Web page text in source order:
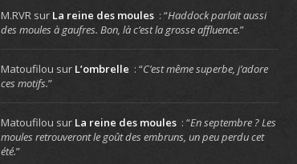
M.RVRsur La reine des moules : “Haddock parlait aussi
des moules à gaufres. Bon, là c’est la grosse affluence.”
Matoufilou sur L’ombrelle : “C’est même superbe, j’adore
ces motifs.”
Matoufilou sur La reine des moules : “En septembre ? Les
moules retrouveront le goût des embruns, un peu perdu cet
été.”